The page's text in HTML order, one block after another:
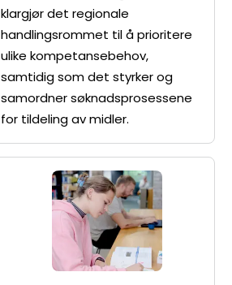
klargjør det regionale
handlingsrommet til å prioritere
ulike kompetansebehov,
samtidig som det styrker og
samordner søknadsprosessene
for tildeling av midler.